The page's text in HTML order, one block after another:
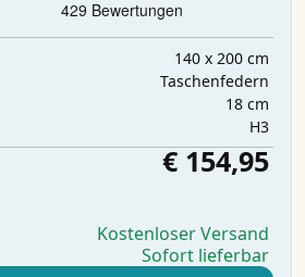
140 x 200 cm
Taschenfedern
18 cm
H3
€ 154,95
Kostenloser Versand
Sofort lieferbar